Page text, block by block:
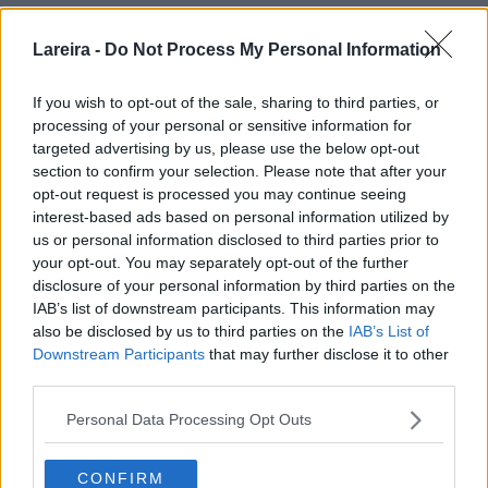
Lareira - Do Not Process My Personal Information
If you wish to opt-out of the sale, sharing to third parties, or
processing of your personal or sensitive information for
targeted advertising by us, please use the below opt-out
section to confirm your selection. Please note that after your
opt-out request is processed you may continue seeing
interest-based ads based on personal information utilized by
us or personal information disclosed to third parties prior to
your opt-out. You may separately opt-out of the further
disclosure of your personal information by third parties on the
IAB’s list of downstream participants. This information may
also be disclosed by us to third parties on the IAB’s List of
Downstream Participants that may further disclose it to other
Personal Data Processing Opt Outs
CONFIRM